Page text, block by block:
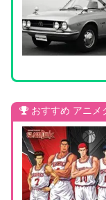
おすすめ アニ